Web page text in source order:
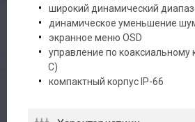
широкий динамический
динамическое уменьшение
экранное меню OSD
управление по коаксиальному
C)
компактный корпус IP-66